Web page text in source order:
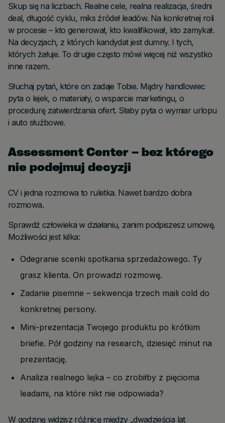
Skup się na liczbach. Realne cele, realna realizacja, średni
deal, długość cyklu, miks źródeł leadów. Na konkretnej roli
w procesie – kto generował, kto kwalifikował, kto zamykał.
Na decyzjach, z których kandydat jest dumny. I tych,
których żałuje. To drugie często mówi więcej niż wszystko
inne razem.
Słuchaj pytań, które on zadaje Tobie. Mądry handlowiec
pyta o lejek, o materiały, o wsparcie marketingu, o
procedurę zatwierdzania ofert. Słaby pyta o wymiar urlopu
i auto służbowe.
Assessment Center – bez którego
nie podejmuj decyzji
CV i jedna rozmowa to ruletka. Nawet bardzo dobra
rozmowa.
Sprawdź człowieka w działaniu, zanim podpiszesz umowę.
Możliwości jest kilka:
Odegranie scenki spotkania sprzedażowego. Ty
grasz klienta. On prowadzi rozmowę.
Zadanie pisemne – sekwencja trzech maili cold do
konkretnej persony.
Mini-prezentacja Twojego produktu po krótkim
briefie. Pół godziny na research, dziesięć minut na
prezentację.
Analiza realnego lejka – co zrobiłby z pięcioma
leadami, na które nikt nie odpowiada?
W godzinę widzisz różnicę między „dwadzieścia lat